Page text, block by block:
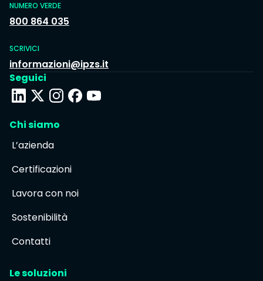
NUMERO VERDE
800 864 035
SCRIVICI
informazioni@ipzs.it
Seguici
Chi siamo
L’azienda
Certificazioni
Lavora con noi
Sostenibilità
Contatti
Le soluzioni